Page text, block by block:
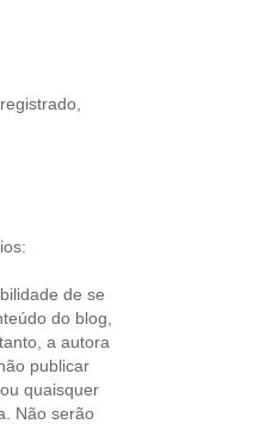
de se
do blog,
a autora
publicar
quaisquer
Não serão